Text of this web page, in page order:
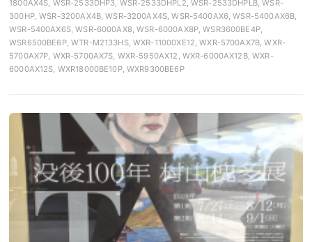
1800AX4S, WSR-2533DHP3, WSR-2533DHPL2, WSR-2533DHPLB, WSR-
300HP, WSR-3200AX4B, WSR-3200AX4S, WSR-5400AX6, WSR-5400AX6B,
WSR-5400AX6S, WSR-6000AX8, WSR-6000AX8P, WSR3600BE4P,
WSR6500BE6P, WTR-M2133HS, WXR-11000XE12, WXR-5700AX7B, WXR-
5700AX7P, WXR-5700AX7S, WXR-5950AX12, WXR-6000AX12B, WXR-
6000AX12S, WXR18000BE10P, WXR9300BE6P